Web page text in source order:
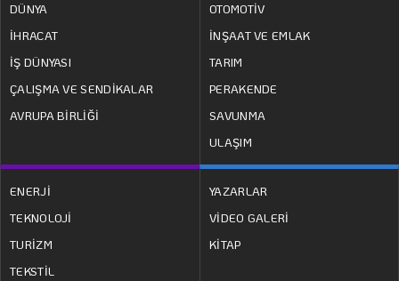
DÜNYA
İHRACAT
İŞ DÜNYASI
ÇALIŞMA VE SENDİKALAR
AVRUPA BİRLİĞİ
OTOMOTİV
İNŞAAT VE EMLAK
TARIM
PERAKENDE
SAVUNMA
ULAŞIM
ENERJİ
TEKNOLOJİ
TURİZM
TEKSTİL
YAZARLAR
VİDEO GALERİ
KİTAP